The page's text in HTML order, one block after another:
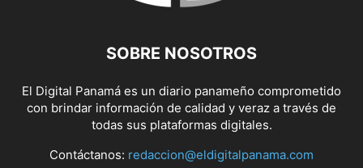
SOBRE NOSOTROS
El Digital Panamá es un diario panameño comprometido
con brindar información de calidad y veraz a través de
todas sus plataformas digitales.
Contáctanos: redaccion@eldigitalpanama.com